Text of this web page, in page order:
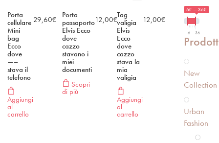
Porta
cellulare
Mini
bag
Ecco
dove
—–
stava il
telefono
Aggiungi
al
carrello
29,60€
Porta
passaporto
Elvis Ecco
dove
cazzo
stavano i
miei
documenti
Scopri
di più
12,00€Tag
valigia
Elvis
Ecco
dove
cazzo
stava la
mia
valigia
Aggiungi
al
carrello
12,00€
6€ — 36€
6 36
New
Collection
Urban
Fashion